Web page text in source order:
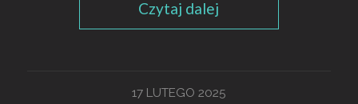
Czytaj dalej
17 LUTEGO 2025